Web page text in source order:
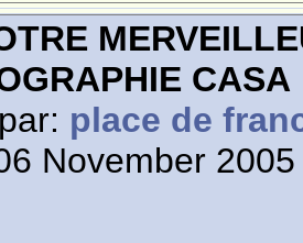
CASA
place de
November